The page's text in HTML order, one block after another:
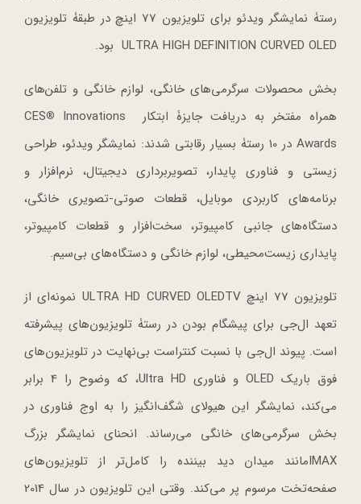
رستۀ نمایشگر ویدئو برای تلویزیون 77 اینچ در طبقۀ تلویزیون
ULTRA HIGH DEFINITION CURVED OLED بود.
بخش محصولات سرگرمی‌های خانگی، لوازم خانگی و تلفن‌های
همراه مفتخر به دریافت جایزۀ ابتکار CES
® Innovations
Awards در 10 رستۀ بسیار رقابتی شدند: نمایشگر ویدئو، طراحی
زیستی و فناوری پایدار، تصویربرداری دیجیتال، نرم‌افزار و
برنامه‌های کاربردی موبایل، قطعات صوتی-تصویری خانگی،
دستگاه‌های جانبی کامپیوتر، سخت‌‎افزار و قطعات کامپیوتر،
پایداری زیست‌محیطی، لوازم خانگی و دستگاه‌های بی‌سیم.
تلویزیون 77 اینچ ULTRA HD CURVED OLEDTV نمونه‌ای از
تعهد ال‌جی برای پیشگام بودن در رستۀ تلویزیون‌های پیشرفته
است. پیوند ال‌جی با نسبت کنتراست بی‌نهایت در تلویزیون‌های
فوق‌ باریک OLED و فناوری Ultra HD، که وضوح را 4 برابر
می‌کند، نمایشگر این هیولای شگف‌انگیز را به اوج فناوری در
بخش سرگرمی‌های خانگی می‌رساند. انحنای نمایشگر بزرگ
IMAXمانند میدان دید بیننده را کامل‌تر از تلویزیون‌های
صفحه‌تخت مرسوم پر می‌کند. وقتی این تلویزیون در سال 2014